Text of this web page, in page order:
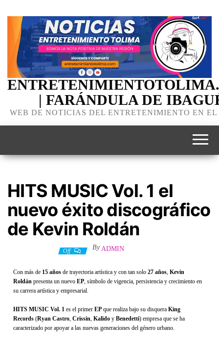
| FARÁNDULA DE
WEB DE NOTICIAS DEL ENTRETENIMIENTO EN
HITS MUSIC Vol. 1 el
nuevo éxito discográfico
de Kevin Roldán
Off By ADMIN
Con más de 15 años de trayectoria artística y con tan solo 27 años, Kevin
Roldán presenta un nuevo EP, símbolo de vigencia, persistencia y crecimiento en
su carrera artística y empresarial.
HITS MUSIC Vol. 1 es el primer EP que realiza bajo su disquera King
Records (Ryan Castro, Crissin, Kalido y Benedetti) empresa que se ha
caracterizado por apoyar a las nuevas generaciones del género urbano.